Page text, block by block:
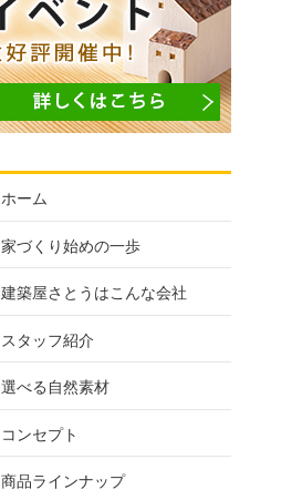
ホーム
家づくり始めの一歩
建築屋さとうはこんな会社
スタッフ紹介
選べる自然素材
コンセプト
商品ラインナップ